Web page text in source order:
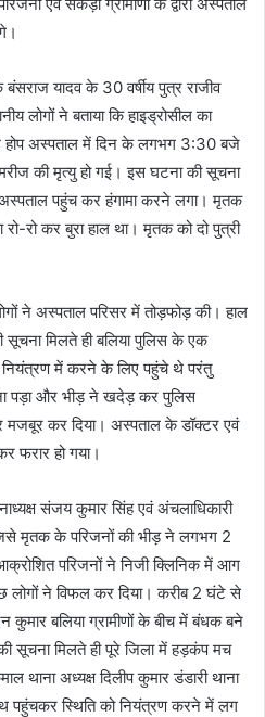
यादव के 30 वर्षीय पुत्र राजीव
लोगों ने बताया कि हाइड्रोसील का
होप अस्पताल में दिन के लगभग 3:30 बजे
की मृत्यु हो गई। इस घटना की सूचना
पहुंच कर हंगामा करने लगा। मृतक
रो-रो कर बुरा हाल था। मृतक को दो पुत्री
ने अस्पताल परिसर में तोड़फोड़ की। हाल
मिलते ही बलिया पुलिस के एक
नियंत्रण में करने के लिए पहुंचे थे परंतु
पड़ा और भीड़ ने खदेड़ कर पुलिस
मजबूर कर दिया। अस्पताल के डॉक्टर एवं
फरार हो गया।
संजय कुमार सिंह एवं अंचलाधिकारी
मृतक के परिजनों की भीड़ ने लगभग 2
परिजनों ने निजी क्लिनिक में आग
लोगों ने विफल कर दिया। करीब 2 घंटे से
कुमार बलिया ग्रामीणों के बीच में बंधक बने
सूचना मिलते ही पूरे जिला में हड़कंप मच
अध्यक्ष दिलीप कुमार डंडारी थाना
पहुंचकर स्थिति को नियंत्रण करने में लग